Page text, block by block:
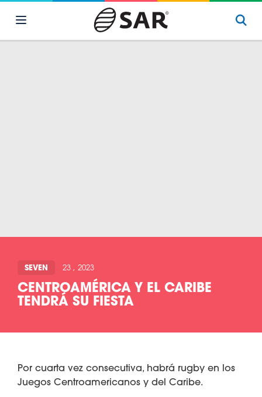
SEVEN 23 , 2023
CENTROAMÉRICA Y EL CARIBE
TENDRÁ SU FIESTA
Por cuarta vez consecutiva, habrá rugby en los
Juegos Centroamericanos y del Caribe.